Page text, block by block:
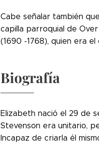
Cabe señalar también
capilla parroquial de
(1690 -1768), quien era
Biografía
Elizabeth nació el 29 de
Stevenson era unitario,
Incapaz de criarla él